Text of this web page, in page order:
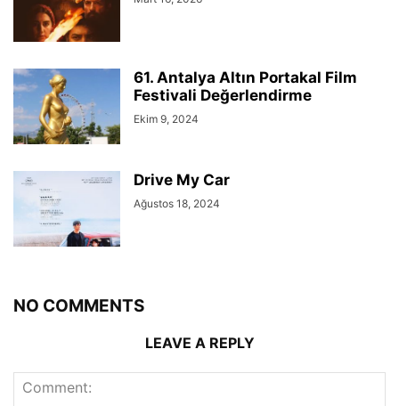
61. Antalya Altın Portakal Film
Festivali Değerlendirme
Ekim 9, 2024
Drive My Car
Ağustos 18, 2024
NO COMMENTS
LEAVE A REPLY